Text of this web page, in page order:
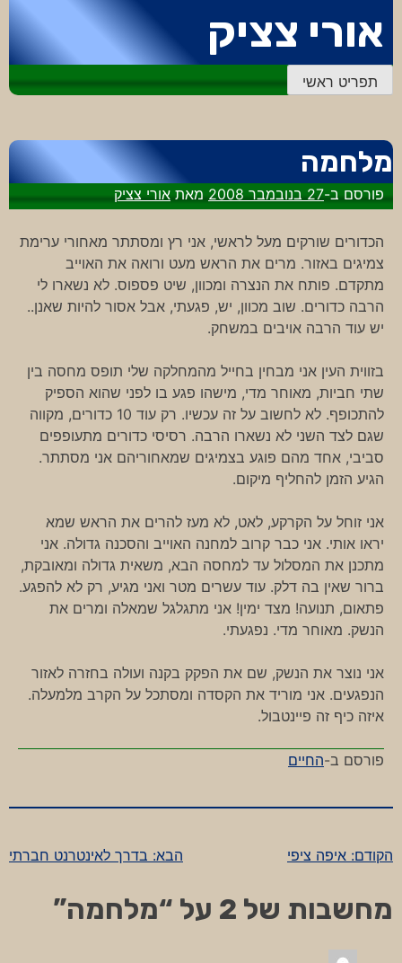
לתוכן
אורי צציק
תפריט ראשי
מלחמה
פורסם ב-27 בנובמבר 2008 מאתאורי צציק
הכדורים שורקים מעל לראשי, אני רץ ומסתתר מאחורי ערימת
צמיגים באזור. מרים את הראש מעט ורואה את האוייב
מתקדם. פותח את הנצרה ומכוון, שיט פספוס. לא נשארו לי
הרבה כדורים. שוב מכוון, יש, פגעתי, אבל אסור להיות שאנן..
יש עוד הרבה אויבים במשחק.
בזווית העין אני מבחין בחייל מהמחלקה שלי תופס מחסה בין
שתי חביות, מאוחר מדי, מישהו פגע בו לפני שהוא הספיק
להתכופף. לא לחשוב על זה עכשיו. רק עוד 10 כדורים, מקווה
שגם לצד השני לא נשארו הרבה. רסיסי כדורים מתעופפים
סביבי, אחד מהם פוגע בצמיגים שמאחוריהם אני מסתתר.
הגיע הזמן להחליף מיקום.
אני זוחל על הקרקע, לאט, לא מעז להרים את הראש שמא
יראו אותי. אני כבר קרוב למחנה האוייב והסכנה גדולה. אני
מתכנן את המסלול עד למחסה הבא, משאית גדולה ומאובקת,
ברור שאין בה דלק. עוד עשרים מטר ואני מגיע, רק לא להפגע.
פתאום, תנועה! מצד ימין! אני מתגלגל שמאלה ומרים את
הנשק. מאוחר מדי. נפגעתי.
אני נוצר את הנשק, שם את הפקק בקנה ועולה בחזרה לאזור
הנפגעים. אני מוריד את הקסדה ומסתכל על הקרב מלמעלה.
איזה כיף זה פיינטבול.
פורסם ב-החיים
ניווט
הקודם: איפה ציפי הבא: בדרך לאינטרנט חברתי
מחשבות של 2 על “ מלחמה”